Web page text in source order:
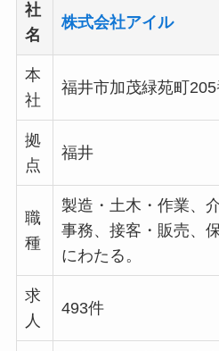
社
名
株式会社アイル
本
社
福井市加茂緑苑町
拠
点
福井
職
種
製造・土木・作業、
事務、接客・販売、
にわたる。
求
人
493件